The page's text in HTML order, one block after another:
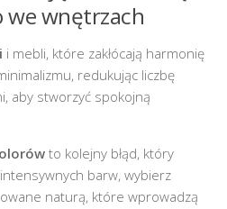
we wnętrzach
i mebli, które zakłócają harmonię
redukując liczbę
aby stworzyć spokojną
to kolejny błąd, który
barw, wybierz
naturą, które wprowadzą